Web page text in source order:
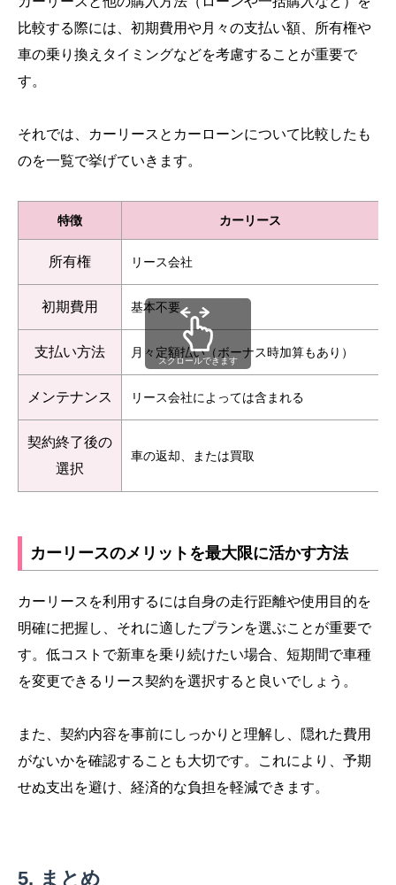
比較する際には、初期費用や月々の支払い額、所有権や
車の乗り換えタイミングなどを考慮することが重要で
す。
それでは、カーリースとカーローンについて比較したも
のを一覧で挙げていきます。
特徴 カーリース
所有権 リース会社
初期費用 基本不要
支払い方法 月々定額払い（ボーナス時加算もあり）
メンテナンス リース会社によっては含まれる
契約終了後の
選択
車の返却、または買取
スクロールできます
カーリースのメリットを最大限に活かす方法
カーリースを利用するには自身の走行距離や使用目的を
明確に把握し、それに適したプランを選ぶことが重要で
す。低コストで新車を乗り続けたい場合、短期間で車種
を変更できるリース契約を選択すると良いでしょう。
また、契約内容を事前にしっかりと理解し、隠れた費用
がないかを確認することも大切です。これにより、予期
せぬ支出を避け、経済的な負担を軽減できます。
まとめ